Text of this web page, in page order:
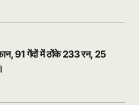
91 गेंदों में ठोंके 233 रन, 25